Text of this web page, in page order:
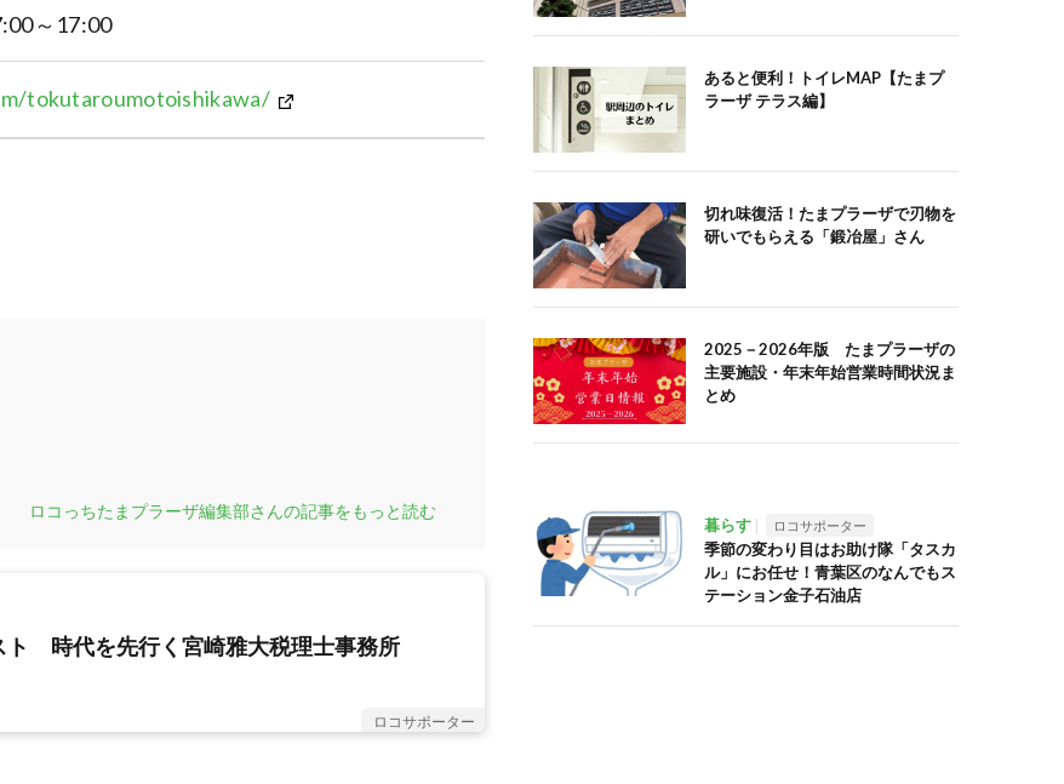
～17:00
tokutaroumotoishikawa/
ロコっちたまプラーザ編集部さんの記事をもっと読む
ト 時代を先行く宮崎雅大税理士事務所
ロコサポーター
あると便利！トイレMAP【たまプ
ラーザ テラス編】
切れ味復活！たまプラーザで刃物を
研いでもらえる「鍛冶屋」さん
2025－2026年版 たまプラーザの
主要施設・年末年始営業時間状況ま
とめ
暮らす ロコサポーター
季節の変わり目はお助け隊「タスカ
ル」にお任せ！青葉区のなんでもス
テーション金子石油店